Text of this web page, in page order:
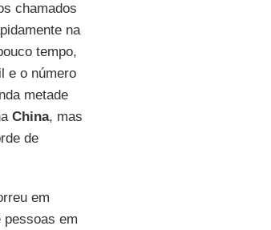
chamados
na
tempo,
e o número
metade
China, mas
de
em
pessoas em